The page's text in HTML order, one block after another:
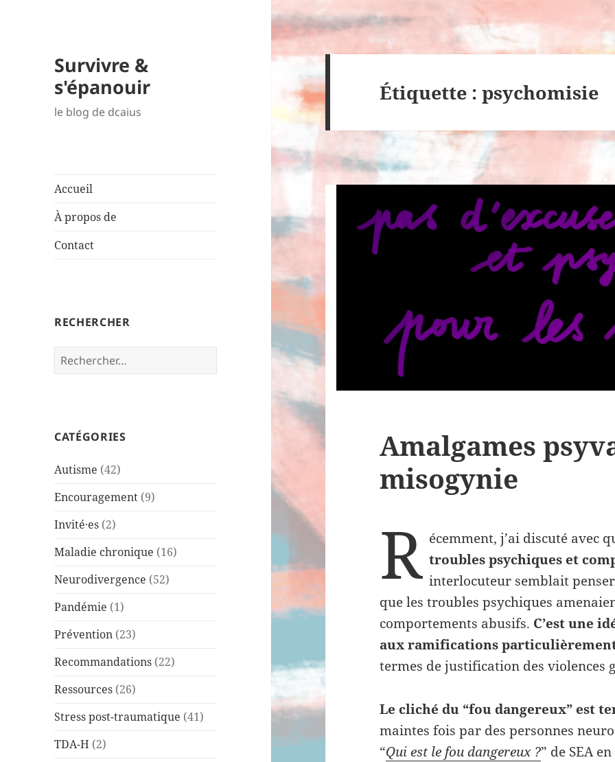
Survivre &
s'épanouir
le blog de dcaius
Accueil
À propos de
Contact
RECHERCHER
R
e
r
h
r
CATÉGORIES
Autisme (42)
Encouragement (9)
Invité·es (2)
Maladie chronique (16)
Neurodivergence (52)
Pandémie (1)
Prévention (23)
Recommandations (22)
Ressources (26)
Stress post-traumatique (41)
TDA-H (2)
Étiquette : psychomisie
Amalgames
misogynie
R écemment, j’ai discuté avec
troubles psychiques et
interlocuteur semblait
que les troubles psychiques
comportements abusifs. C’est une
aux ramifications
termes de justification des violences
Le cliché du “fou dangereux” est
maintes fois par des personnes
“Qui est le fou dangereux ?” de SEA